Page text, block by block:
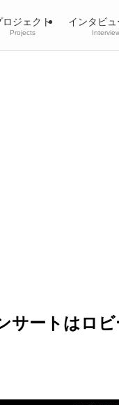
ロジェクト
Projects
インタビ
サートはロ